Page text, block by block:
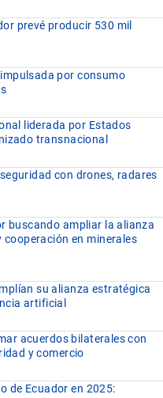
prevé producir 530 mil
por consumo
liderada por Estados
transnacional
con drones, radares
buscando ampliar la alianza
en minerales
su alianza estratégica
artificial
acuerdos bilaterales con
y comercio
de Ecuador en 2025: